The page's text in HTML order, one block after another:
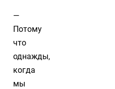
—
Потому
что
однажды,
когда
мы